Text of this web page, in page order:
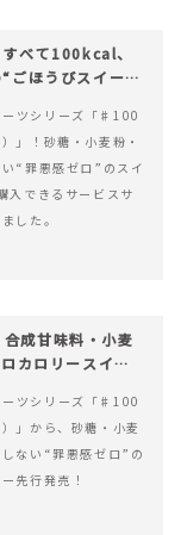
べて100kcal、
ごほうびスイー
ツシリーズ「♯100
」！砂糖・小麦粉・
“罪悪感ゼロ”のスイ
入できるサービスサ
した。
成甘味料・小麦
カロリースイー
ツシリーズ「♯100
）」から、砂糖・小麦
ない“罪悪感ゼロ”の
先行発売！